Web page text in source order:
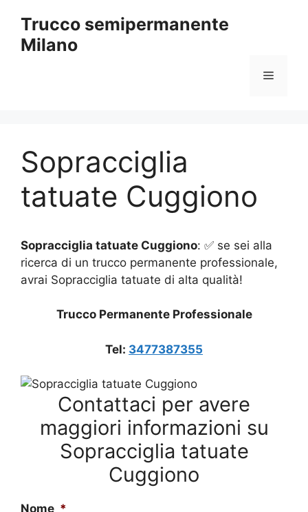
contenuto
Trucco semipermanente
Milano
Menu
Sopracciglia
tatuate Cuggiono
Sopracciglia tatuate Cuggiono: ✅ se sei alla
ricerca di un trucco permanente professionale,
avrai Sopracciglia tatuate di alta qualità!
Trucco Permanente Professionale
Tel: 3477387355
Contattaci per avere
maggiori informazioni su
Sopracciglia tatuate
Cuggiono
Nome *